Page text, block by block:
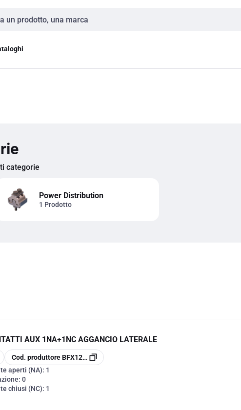
categorie
Power Distribution
1 Prodotto
AUX 1NA+1NC AGGANCIO LATERALE
copia
Cod. produttore BFX1211
aperti (NA): 1
0
chiusi (NC): 1